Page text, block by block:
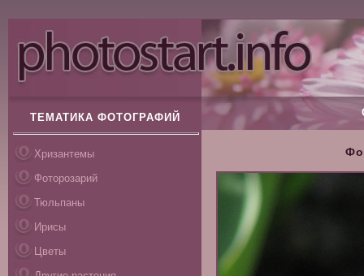
ТЕМАТИКА ФОТОГРАФИЙ
Хризантемы
Фоторозарий
Тюльпаны
Ирисы
Цветы